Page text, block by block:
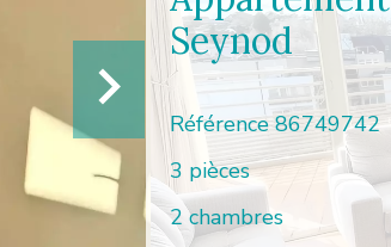
Seynod
Référence86749742
3 pièces
2 chambres